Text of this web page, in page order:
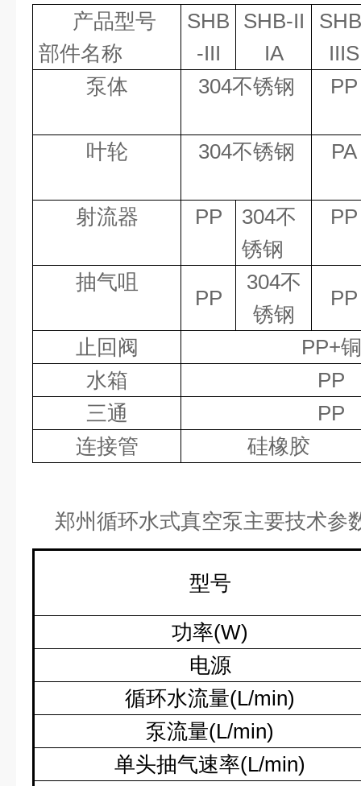
产品型号
部件名称
SHB
-III
SHB-II
IA
IIIS
泵体
304不锈钢 PP
叶轮 304不锈钢 PA
射流器 PP 304不
锈钢
PP
抽气咀
PP
304不
锈钢
PP
止回阀 PP+铜
水箱
PP
三通
PP
连接管
硅橡胶
郑州循环水式真空泵主要技术参
型号
功率(W)
电源
循环水流量(L/min)
泵流量(L/min)
单头抽气速率(L/min)